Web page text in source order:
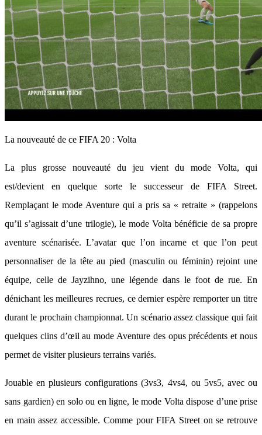
La nouveauté de ce FIFA 20 : Volta
La plus grosse nouveauté du jeu vient du mode Volta, qui
est/devient en quelque sorte le successeur de FIFA Street.
Remplaçant le mode Aventure qui a pris sa « retraite » (rappelons
qu’il s’agissait d’une trilogie), le mode Volta bénéficie de sa propre
aventure scénarisée. L’avatar que l’on incarne et que l’on peut
personnaliser de la tête au pied (masculin ou féminin) rejoint une
équipe, celle de Jayzihno, une légende dans le foot de rue. En
dénichant les meilleures recrues, ce dernier espère remporter un titre
durant le prochain championnat. Un scénario assez classique qui fait
quelques clins d’œil au mode Aventure des opus précédents et nous
permet de visiter plusieurs terrains variés.
Jouable en plusieurs configurations (3vs3, 4vs4, ou 5vs5, avec ou
sans gardien) en solo ou en ligne, le mode Volta dispose d’une prise
en main assez accessible. Comme pour FIFA Street on se retrouve